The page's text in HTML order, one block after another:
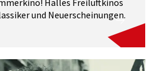
Halles Freiluftkinos
und Neuerscheinungen.